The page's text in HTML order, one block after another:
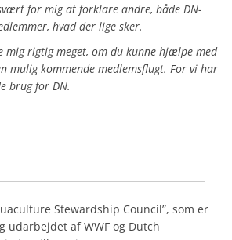
for mig at forklare andre, både DN-
hvad der lige sker.
mig rigtig meget, om du kunne hjælpe med
mulig kommende medlemsflugt. For vi har
brug for DN.
Stewardship Council”, som er
af WWF og Dutch